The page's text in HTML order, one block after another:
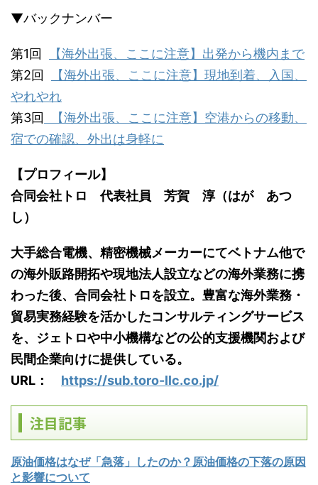
▼バックナンバー
第1回
【海外出張、ここに注意】出発から機内まで
第2回
【海外出張、ここに注意】現地到着、入国、
やれやれ
第3回
【海外出張、ここに注意】空港からの移動、
宿での確認、外出は身軽に
【プロフィール】
合同会社トロ 代表社員 芳賀 淳（はが あつ
し）
大手総合電機、精密機械メーカーにてベトナム他で
の海外販路開拓や現地法人設立などの海外業務に携
わった後、合同会社トロを設立。豊富な海外業務・
貿易実務経験を活かしたコンサルティングサービス
を、ジェトロや中小機構などの公的支援機関および
民間企業向けに提供している。
URL： https://sub.toro-llc.co.jp/
注目記事
原油価格はなぜ「急落」したのか？原油価格の下落の原因
と影響について